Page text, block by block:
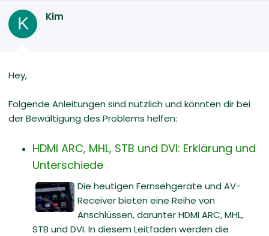
K Kim
Hey,
Folgende Anleitungen sind nützlich und könnten dir bei
der Bewältigung des Problems helfen:
HDMI ARC, MHL, STB und DVI: Erklärung und
Unterschiede
Die heutigen Fernsehgeräte und AV-
Receiver bieten eine Reihe von
Anschlüssen, darunter HDMI ARC, MHL,
STB und DVI. In diesem Leitfaden werden die